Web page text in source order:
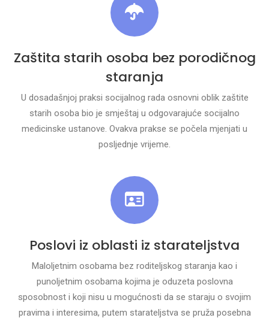
Zaštita starih osoba bez porodičnog
staranja
U dosadašnjoj praksi socijalnog rada osnovni oblik zaštite
starih osoba bio je smještaj u odgovarajuće socijalno
medicinske ustanove. Ovakva prakse se počela mjenjati u
posljednje vrijeme.
Poslovi iz oblasti iz starateljstva
Maloljetnim osobama bez roditeljskog staranja kao i
punoljetnim osobama kojima je oduzeta poslovna
sposobnost i koji nisu u mogućnosti da se staraju o svojim
pravima i interesima, putem starateljstva se pruža posebna